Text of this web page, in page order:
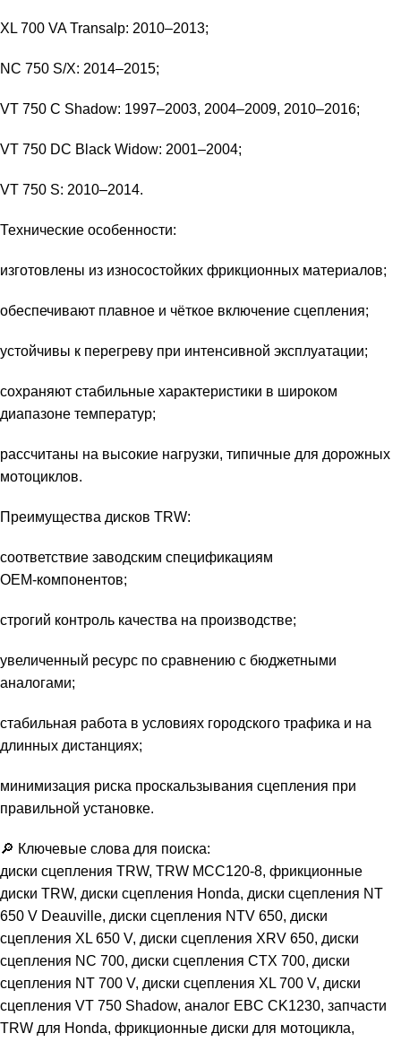
XL 700 VA Transalp: 2010–2013;
NC 750 S/X: 2014–2015;
VT 750 C Shadow: 1997–2003, 2004–2009, 2010–2016;
VT 750 DC Black Widow: 2001–2004;
VT 750 S: 2010–2014.
Технические особенности:
изготовлены из износостойких фрикционных материалов;
обеспечивают плавное и чёткое включение сцепления;
устойчивы к перегреву при интенсивной эксплуатации;
сохраняют стабильные характеристики в широком
диапазоне температур;
рассчитаны на высокие нагрузки, типичные для дорожных
мотоциклов.
Преимущества дисков TRW:
соответствие заводским спецификациям
OEM‑компонентов;
строгий контроль качества на производстве;
увеличенный ресурс по сравнению с бюджетными
аналогами;
стабильная работа в условиях городского трафика и на
длинных дистанциях;
минимизация риска проскальзывания сцепления при
правильной установке.
🔎 Ключевые слова для поиска:
диски сцепления TRW, TRW MCC120-8, фрикционные
диски TRW, диски сцепления Honda, диски сцепления NT
650 V Deauville, диски сцепления NTV 650, диски
сцепления XL 650 V, диски сцепления XRV 650, диски
сцепления NC 700, диски сцепления CTX 700, диски
сцепления NT 700 V, диски сцепления XL 700 V, диски
сцепления VT 750 Shadow, аналог EBC CK1230, запчасти
TRW для Honda, фрикционные диски для мотоцикла,